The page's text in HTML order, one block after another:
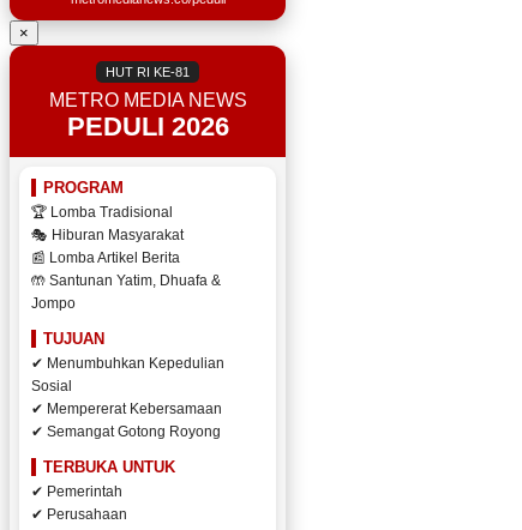
×
HUT RI KE-81
METRO MEDIA NEWS
PEDULI 2026
PROGRAM
🏆 Lomba Tradisional
🎭 Hiburan Masyarakat
📰 Lomba Artikel Berita
🤲 Santunan Yatim, Dhuafa &
Jompo
TUJUAN
✔ Menumbuhkan Kepedulian
Sosial
✔ Mempererat Kebersamaan
✔ Semangat Gotong Royong
TERBUKA UNTUK
✔ Pemerintah
✔ Perusahaan